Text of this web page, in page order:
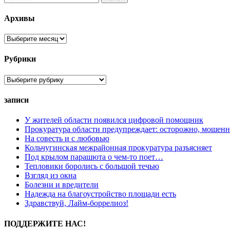
Архивы
Архивы
Рубрики
Рубрики
записи
У жителей области появился цифровой помощник
Прокуратура области предупреждает: осторожно,
На совесть и с любовью
Кольчугинская межрайонная прокуратура разъясняет
Под крылом парашюта о чем-то поет…
Тепловики боролись с большой течью
Взгляд из окна
Болезни и вредители
Надежда на благоустройство площади есть
Здравствуй, Лайм-боррелиоз!
ПОДДЕРЖИТЕ НАС!